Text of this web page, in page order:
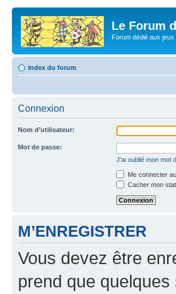
Le Forum
Forum dédié aux
Index du forum
Connexion
Nom d’utilisateur:
Mot de passe:
J’ai oublié mon mot
Me connecter
Cacher mon
M’ENREGISTRER
Vous devez être
prend que